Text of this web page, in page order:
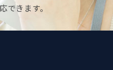
できます。